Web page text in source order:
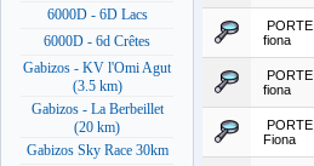
6000D - 6D Lacs
6000D - 6d Crêtes
Gabizos - KV l'Omi Agut
(3.5 km)
Gabizos - La Berbeillet
(20 km)
Gabizos Sky Race 30km
PORTE
fiona
PORTE
fiona
PORTE
Fiona